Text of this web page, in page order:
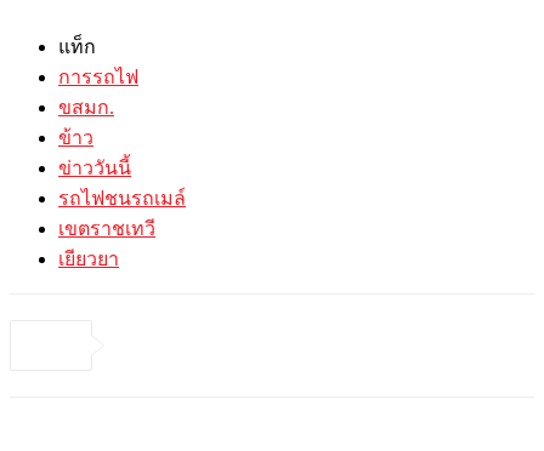
แท็ก
การรถไฟ
ขสมก.
ข้าว
ข่าววันนี้
รถไฟชนรถเมล์
เขตราชเทวี
เยียวยา